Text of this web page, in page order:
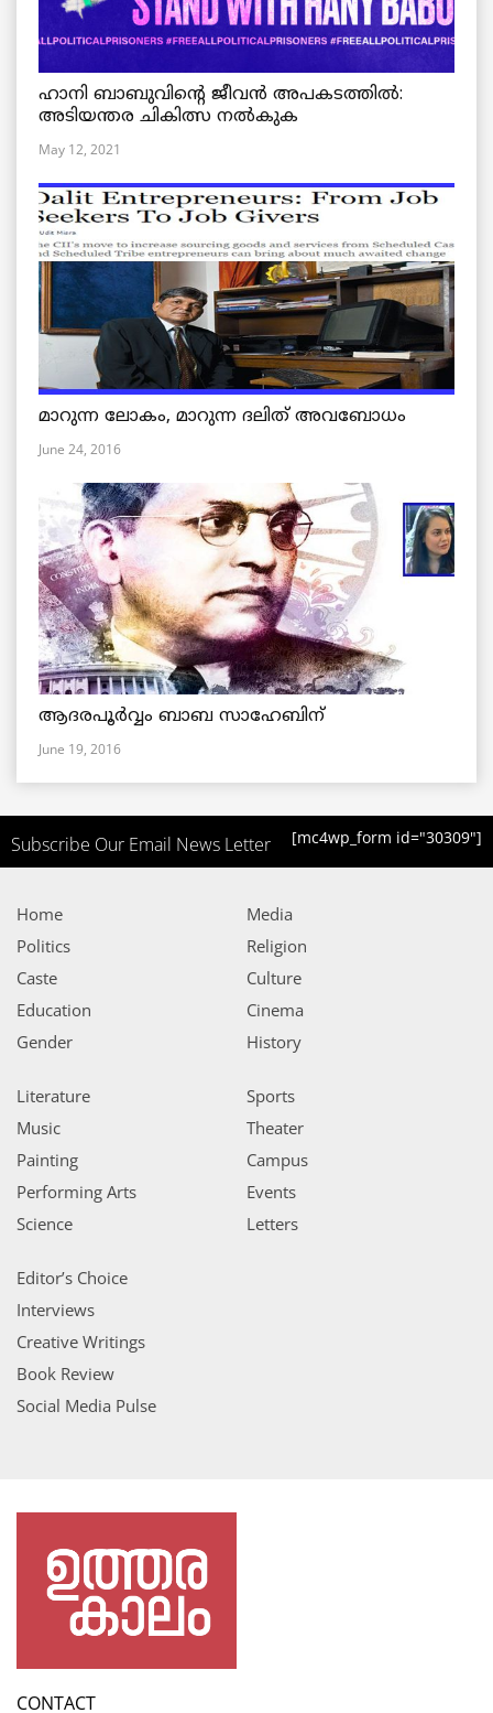
ഹാനി ബാബുവിന്റെ ജീവൻ അപകടത്തിൽ:
അടിയന്തര ചികിത്സ നൽകുക
May 12, 2021
മാറുന്ന ലോകം, മാറുന്ന ദലിത് അവബോധം
June 24, 2016
ആദരപൂര്‍വ്വം ബാബ സാഹേബിന്
June 19, 2016
Subscribe Our Email News Letter [mc4wp_form id="30309"]
Home
Politics
Caste
Education
Gender
Media
Religion
Culture
Cinema
History
Literature
Music
Painting
Performing Arts
Science
Sports
Theater
Campus
Events
Letters
Editor’s Choice
Interviews
Creative Writings
Book Review
Social Media Pulse
CONTACT